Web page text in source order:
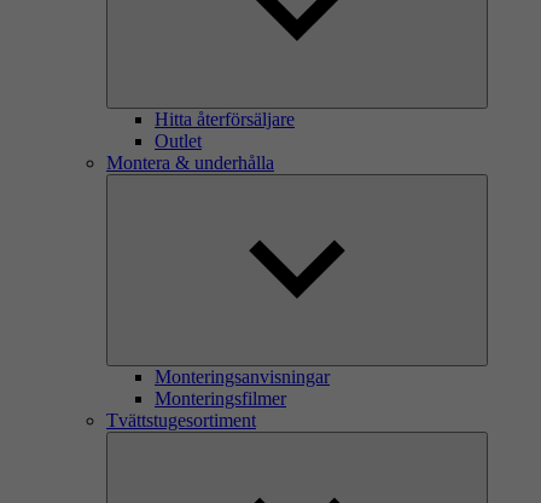
Hitta återförsäljare
Outlet
Montera & underhålla
Monteringsanvisningar
Monteringsfilmer
Tvättstugesortiment